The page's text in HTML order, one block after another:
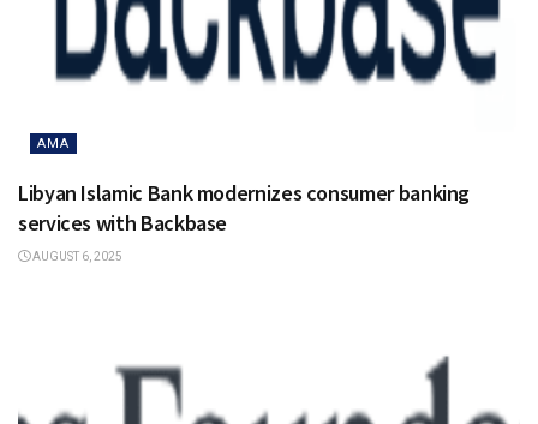
AMA
Libyan Islamic Bank modernizes consumer banking
services with Backbase
AUGUST 6, 2025